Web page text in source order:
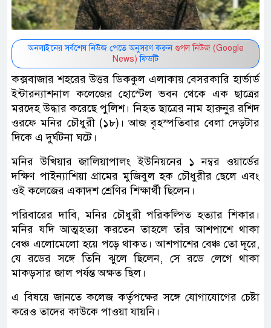
অনলাইনের সর্বশেষ নিউজ পেতে অনুসরণ করুন গুগল নিউজ (Google
News) ফিডটি
কক্সবাজার শহরের উত্তর ডিককুল এলাকায় বেসরকারি হার্ভার্ড
ইন্টারন্যাশনাল কলেজের হোস্টেল ভবন থেকে এক ছাত্রের
মরদেহ উদ্ধার করেছে পুলিশ। নিহত ছাত্রের নাম হারুনুর রশিদ
ওরফে মনির চৌধুরী (১৮)। আজ বৃহস্পতিবার বেলা দেড়টার
দিকে এ দুর্ঘটনা ঘটে।
মনির উখিয়ার জালিয়াপালং ইউনিয়নের ১ নম্বর ওয়ার্ডের
দক্ষিণ পাইন্যাশিয়া গ্রামের মুজিবুল হক চৌধুরীর ছেলে এবং
ওই কলেজের একাদশ শ্রেণির শিক্ষার্থী ছিলেন।
পরিবারের দাবি, মনির চৌধুরী পরিকল্পিত হত্যার শিকার।
মনির যদি আত্মহত্যা করতেন তাহলে তাঁর আশপাশে থাকা
বেঞ্চ এলোমেলো হয়ে পড়ে থাকত। আশপাশের বেঞ্চ তো দূরে,
যে রডের সঙ্গে তিনি ঝুলে ছিলেন, সে রডে লেগে থাকা
মাকড়সার জাল পর্যন্ত অক্ষত ছিল।
এ বিষয়ে জানতে কলেজ কর্তৃপক্ষের সঙ্গে যোগাযোগের চেষ্টা
করেও তাদের কাউকে পাওয়া যায়নি।